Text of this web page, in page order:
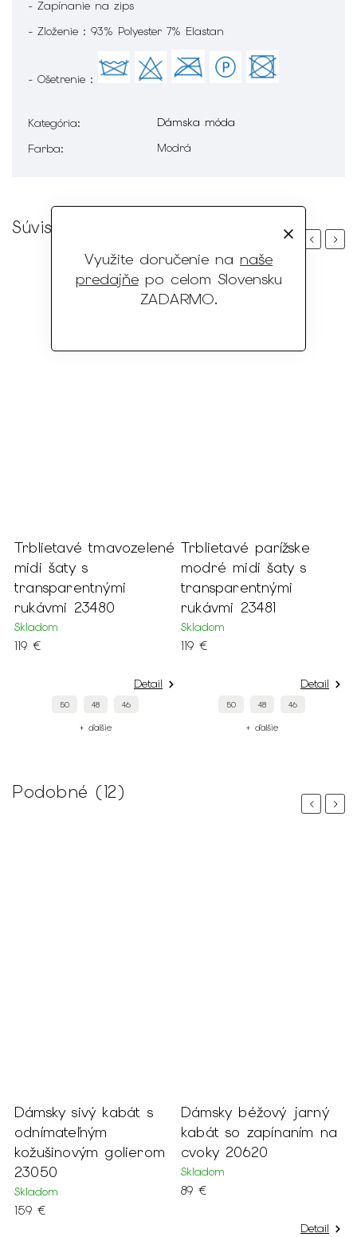
Využite doručenie na naše
predajňepo celom Slovensku
ZADARMO.
- Zapínanie na zips
- Zloženie : 93% Polyester 7% Elastan
- Ošetrenie :
Kategória:
Dámska móda
Farba: Modrá
Súvisiaci tovar
Previous
Trblietavé tmavozelené
midi šaty s
transparentnými
rukávmi 23480
Skladom
119 €
Detail
50 48 46
+ ďalšie
Trblietavé parížske
modré midi šaty s
transparentnými
rukávmi 23481
Skladom
119 €
Detail
50 48 46
+ ďalšie
Next
Podobné (12)
Previous
Dámsky sivý kabát s
odnímateľným
kožušinovým golierom
23050
Skladom
159 €
Dámsky béžový jarný
kabát so zapínaním na
cvoky 20620
Skladom
89 €
Detail
Next